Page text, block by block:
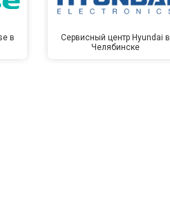
в
Сервисный центр Hyundai в
Челябинске